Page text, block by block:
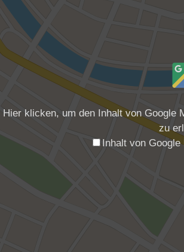
Hier klicken, um den Inhalt von Google
zu
Inhalt von